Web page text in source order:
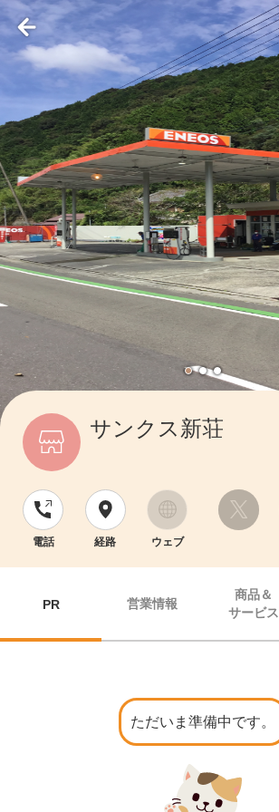
サンクス新荘
電話 経路 ウェブ
PR 営業情報
商品＆
サービス
ただいま準備中です。